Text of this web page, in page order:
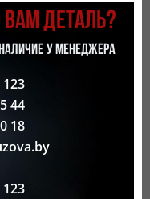
ДЕТАЛЬ?
У МЕНЕДЖЕРА
123
44
18
123